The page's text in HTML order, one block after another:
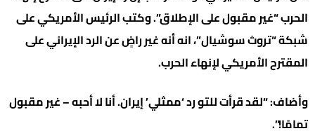
الحرب “غير مقبول على الإطلاق”. وكتب الرئيس الأمريكي على
شبكة “تروث سوشيال”، انه أنه غير راضٍ عن الرد الإيراني على
المقترح الأمريكي لإنهاء الحرب.
وأضاف: “لقد قرأت للتو رد ‘ممثلي’ إيران. أنا لا أحبه – غير مقبول
تمامًا!”.